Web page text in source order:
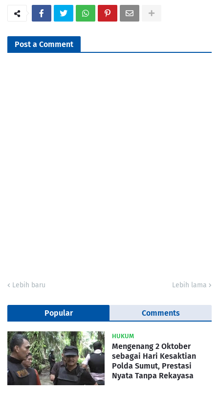
Post a Comment
Lebih baru Lebih lama
Popular Comments
HUKUM
Mengenang 2 Oktober
sebagai Hari Kesaktian
Polda Sumut, Prestasi
Nyata Tanpa Rekayasa